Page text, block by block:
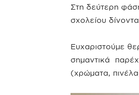
Στη δεύτερη
σχολείου
Ευχαριστούμε
σημαντικά
(χρώματα,